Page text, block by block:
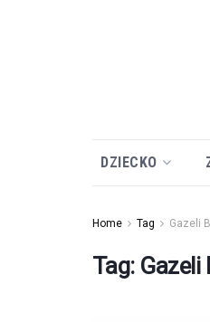
DZIECKO
Home Tag Gazeli
Tag: Gazeli